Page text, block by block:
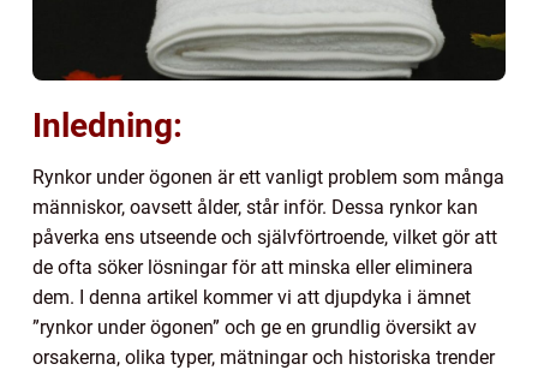
Inledning:
Rynkor under ögonen är ett vanligt problem som många
människor, oavsett ålder, står inför. Dessa rynkor kan
påverka ens utseende och självförtroende, vilket gör att
de ofta söker lösningar för att minska eller eliminera
dem. I denna artikel kommer vi att djupdyka i ämnet
”rynkor under ögonen” och ge en grundlig översikt av
orsakerna, olika typer, mätningar och historiska trender